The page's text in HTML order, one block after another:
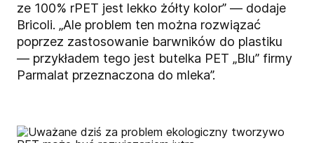
ze 100% rPET jest lekko żółty kolor” — dodaje
Bricoli. „Ale problem ten można rozwiązać
poprzez zastosowanie barwników do plastiku
— przykładem tego jest butelka PET „Blu” firmy
Parmalat przeznaczona do mleka”.